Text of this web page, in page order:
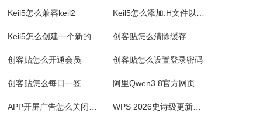
Blaze MediaPro
Keil5怎么兼容keil2 Keil5怎么添加.H文件以及Keil5添加.H文件的方法
Keil5怎么创建一个新的51单片机项目 创客贴怎么清除缓存
创客贴怎么开通会员 创客贴怎么设置登录密码
创客贴怎么每日一签 阿里Qwen3.8官方网页版入口
APP开屏广告怎么关闭？3招彻底关闭跳转 WPS 2026史诗级更新！重构存储管理，深度融合AI应用